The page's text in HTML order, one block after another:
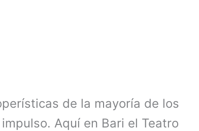
de la mayoría de los
Aquí en Bari el Teatro